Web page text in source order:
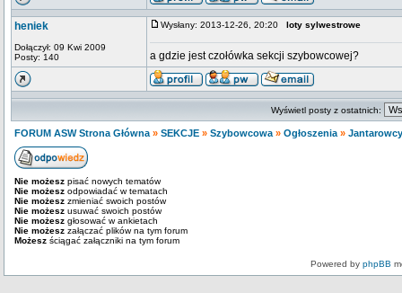
heniek
Dołączył: 09 Kwi 2009
Posty: 140
Wysłany: 2013-12-26, 20:20 loty sylwestrowe
a gdzie jest czołówka sekcji szybowcowej?
Wyświetl posty z ostatnich:
FORUM ASW Strona Główna » SEKCJE » Szybowcowa » Ogłoszenia »
Nie możesz pisać nowych tematów
Nie możesz odpowiadać w tematach
Nie możesz zmieniać swoich postów
Nie możesz usuwać swoich postów
Nie możesz głosować w ankietach
Nie możesz załączać plików na tym forum
Możesz ściągać załączniki na tym forum
Powered by phpBB